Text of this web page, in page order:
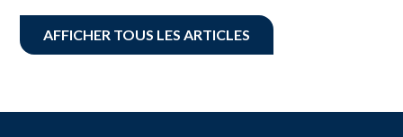
AFFICHER TOUS LES ARTICLES